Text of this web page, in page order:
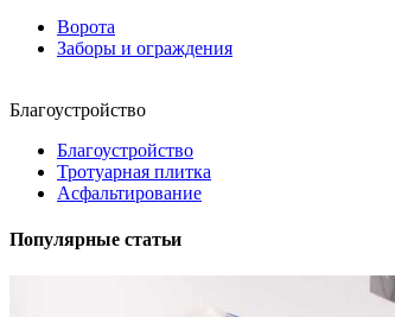
Ворота
Заборы и ограждения
Благоустройство
Благоустройство
Тротуарная плитка
Асфальтирование
Популярные статьи